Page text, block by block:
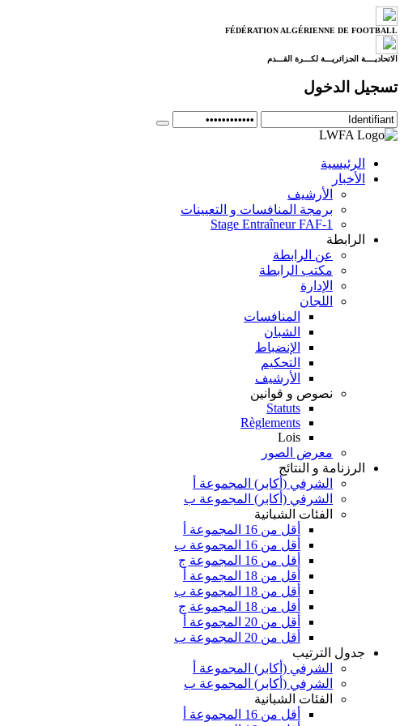
FÉDÉRATION ALGÉRIENNE DE FOOTBALL
الاتحاديــــة الجزائريـــة لكـــرة القـــدم
تسجيل الدخول
الرئيسية
الأخبار
الأرشيف
برمجة المنافسات و التعيينات
Stage Entraîneur FAF-1
الرابطة
عن الرابطة
مكتب الرابطة
الإدارة
اللجان
المنافسات
الشبان
الإنضباط
التحكيم
الأرشيف
نصوص و قوانين
Statuts
Règlements
Lois
معرض الصور
الرزنامة و النتائج
الشرفي (أكابر) المجموعة أ
الشرفي (أكابر) المجموعة ب
الفئات الشبانية
أقل من 16 المجموعة أ
أقل من 16 المجموعة ب
أقل من 16 المجموعة ج
أقل من 18 المجموعة أ
أقل من 18 المجموعة ب
أقل من 18 المجموعة ج
أقل من 20 المجموعة أ
أقل من 20 المجموعة ب
جدول الترتيب
الشرفي (أكابر) المجموعة أ
الشرفي (أكابر) المجموعة ب
الفئات الشبانية
أقل من 16 المجموعة أ